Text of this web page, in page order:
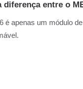
diferença entre o
é apenas um módulo